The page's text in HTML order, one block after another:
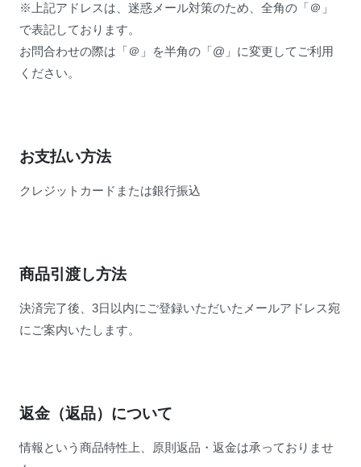
※上記アドレスは、迷惑メール対策のため、全角の「＠」
で表記しております。
お問合わせの際は「＠」を半角の「@」に変更してご利用
ください。
お支払い方法
クレジットカードまたは銀行振込
商品引渡し方法
決済完了後、3日以内にご登録いただいたメールアドレス宛
にご案内いたします。
返金（返品）について
情報という商品特性上、原則返品・返金は承っておりませ